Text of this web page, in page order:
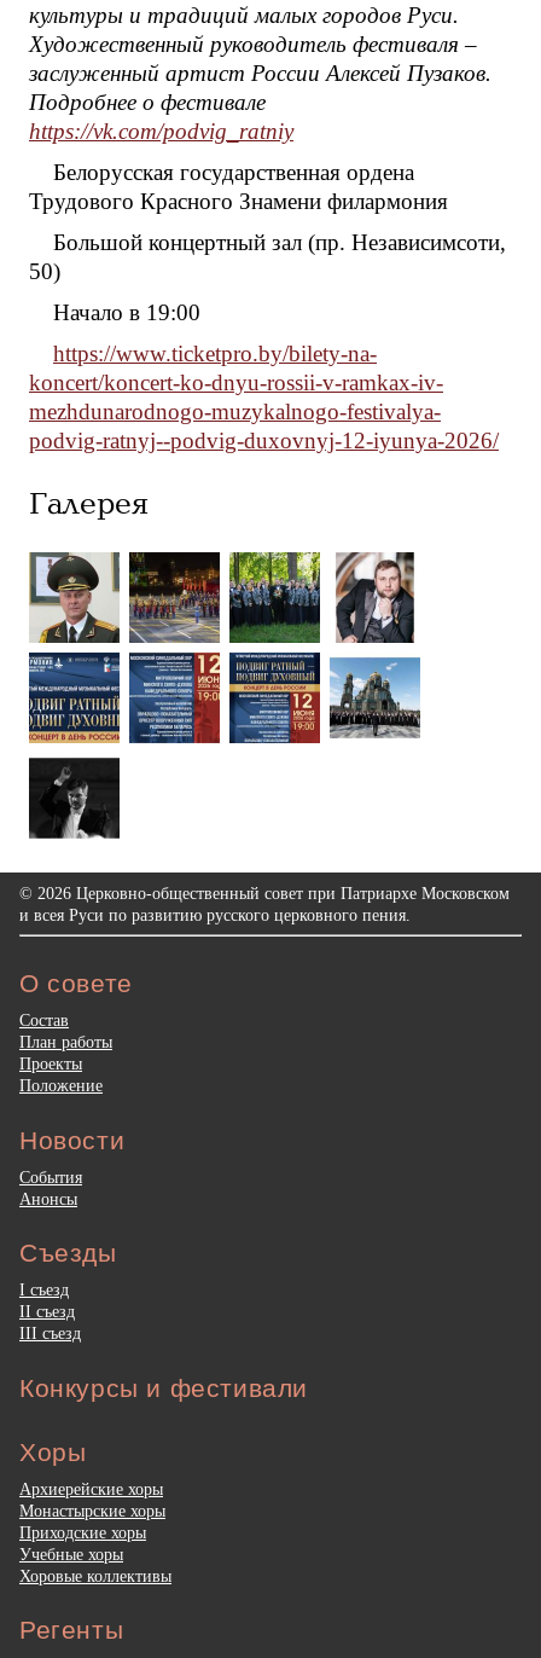
культуры и традиций малых городов Руси.
Художественный руководитель фестиваля –
заслуженный артист России Алексей Пузаков.
Подробнее о фестивале
https://vk.com/podvig_ratniy
Белорусская государственная ордена
Трудового Красного Знамени филармония
Большой концертный зал (пр. Независимсоти,
50)
Начало в 19:00
https://www.ticketpro.by/bilety-na-
koncert/koncert-ko-dnyu-rossii-v-ramkax-iv-
mezhdunarodnogo-muzykalnogo-festivalya-
podvig-ratnyj--podvig-duxovnyj-12-iyunya-2026/
Галерея
© 2026 Церковно-общественный совет при Патриархе Московском
и всея Руси по развитию русского церковного пения.
О совете
Состав
План работы
Проекты
Положение
Новости
События
Анонсы
Съезды
I съезд
II съезд
III съезд
Конкурсы и фестивали
Хоры
Архиерейские хоры
Монастырские хоры
Приходские хоры
Учебные хоры
Хоровые коллективы
Регенты